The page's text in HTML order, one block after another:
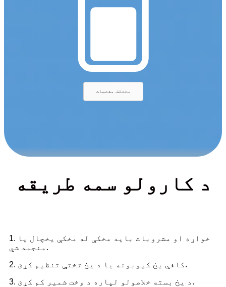
مختلف مشخصات
د کارولو سمه طریقه
1. خواړه او مشروبات باید مخکې له مخکې یخچال یا
منجمد شي.
2. کافي یخ کیوبونه یا د یخ تختې تنظیم کړئ.
3. د یخ بسته خلاصولو لپاره د وخت شمیر کم کړئ.